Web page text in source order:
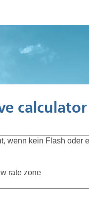
wenn kein Flash oder
rate zone